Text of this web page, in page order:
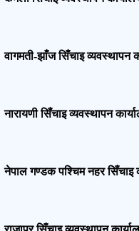
वागमती-झाँज सिँचाइ व्यवस्थापन
नारायणी सिँचाइ व्यवस्थापन
नेपाल गण्डक पश्चिम नहर सिँचाइ